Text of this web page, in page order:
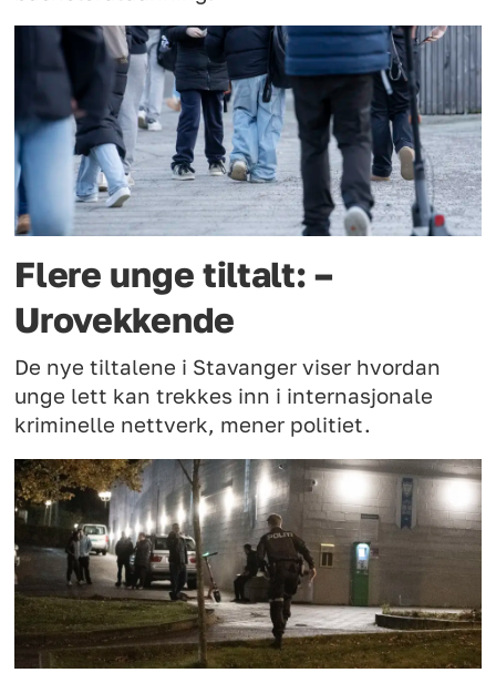
Flere unge tiltalt: –
Urovekkende
De nye tiltalene i Stavanger viser hvordan
unge lett kan trekkes inn i internasjonale
kriminelle nettverk, mener politiet.